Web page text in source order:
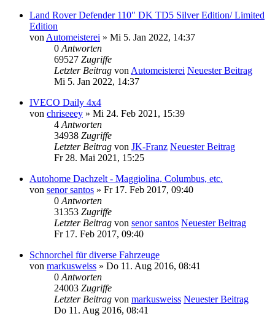
Land Rover Defender 110" DK TD5 Silver Edition/ Limited
Edition
von Automeisterei » Mi 5. Jan 2022, 14:37
0 Antworten
69527 Zugriffe
Letzter Beitrag von Automeisterei Neuester Beitrag
Mi 5. Jan 2022, 14:37
IVECO Daily 4x4
von chriseeey » Mi 24. Feb 2021, 15:39
4 Antworten
34938 Zugriffe
Letzter Beitrag von JK-Franz Neuester Beitrag
Fr 28. Mai 2021, 15:25
Autohome Dachzelt - Maggiolina, Columbus, etc.
von senor santos » Fr 17. Feb 2017, 09:40
0 Antworten
31353 Zugriffe
Letzter Beitrag von senor santos Neuester Beitrag
Fr 17. Feb 2017, 09:40
Schnorchel für diverse Fahrzeuge
von markusweiss » Do 11. Aug 2016, 08:41
0 Antworten
24003 Zugriffe
Letzter Beitrag von markusweiss Neuester Beitrag
Do 11. Aug 2016, 08:41